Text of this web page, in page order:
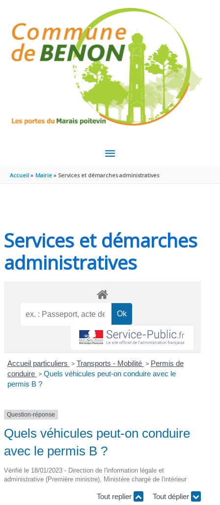
MENU
PRINCIPAL
Accueil Mairie Services et démarches administratives
Services et démarches
administratives
Accueil particuliers > Transports - Mobilité > Permis de
conduire > Quels véhicules peut-on conduire avec le
permis B ?
Question-réponse
Quels véhicules peut-on conduire
avec le permis B ?
Vérifié le 18/01/2023 - Direction de l'information légale et
administrative (Première ministre), Ministère chargé de l'intérieur
Tout replier Tout déplier